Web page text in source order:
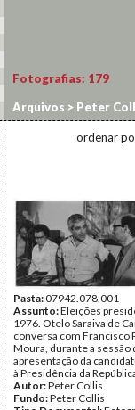
Fotografias: 179
Arquivos > Peter
ordenar
Pasta:07942.078.001
Assunto:Eleições
1976. Otelo Saraiva de
conversa com Francisco
Moura, durante a sessão
apresentação da
à Presidência da
Autor:Peter Collis
Fundo:Peter Collis